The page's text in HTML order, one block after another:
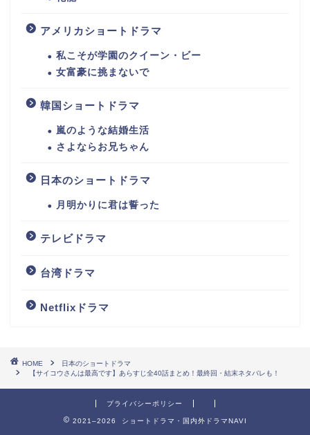
アメリカショートドラマ
私こそが学園のクイーン・ビー
女富豪に挑まないで
韓国ショートドラマ
嵐のような結婚生活
さよならお兄ちゃん
日本のショートドラマ
月明かりに君は誓った
テレビドラマ
台湾ドラマ
Netflixドラマ
HOME
日本のショートドラマ
【サイコウさんは最高です】あらすじ全40話まとめ！最終回・結末ネタバレも！
プライバシーポリシー
2021–2026 ショートドラマ・国内外ドラマNAVI